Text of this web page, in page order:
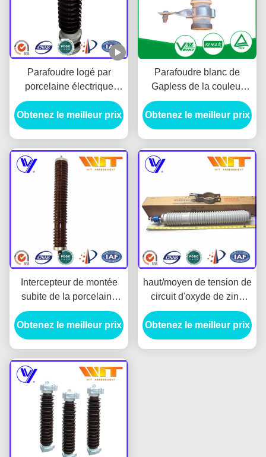
Parafoudre logé par
porcelaine électrique
d'oxyde du métal 51KV
avec la varistance de
ZnO
Obtenez le meilleur prix
Parafoudre blanc de
Gapless de la couleur
9KV avec la porcelaine
logée
Obtenez le meilleur prix
Intercepteur de montée
subite de la porcelaine
10KA, parafoudre de
porcelaine pour le
système 35-220kv
Obtenez le meilleur prix
haut/moyen de tension de
circuit d'oxyde de zinc
intercepteur de 220kV
avec le logement en
céramique, IEC60099-4
Obtenez le meilleur prix